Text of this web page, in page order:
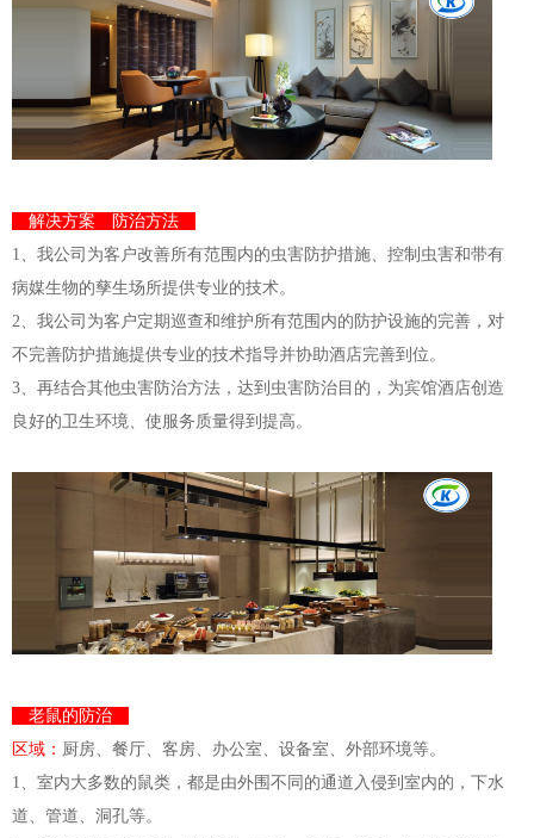
解决方案 防治方法
1、我公司为客户改善所有范围内的虫害防护措施、控制 虫害和带有
病媒生物的孳生场所提供专业的技术。
2、我公司为客户定期巡查和维护所有范围内的防护设施的完善，对
不完善防护措施提供专业的技术指导并协助酒店完善到位。
3、再结合其他虫害防治方法，达到虫害防治目的，为宾馆酒店创造
良好的卫生环境、使服务质量得到提高。
老鼠的防治
区域： 厨房、餐厅、客房、办公室、设备室、外部环境等。
1、室内大多数的鼠类，都是由外围不同的通道入侵到室内的，下水
道、管道、洞孔等。